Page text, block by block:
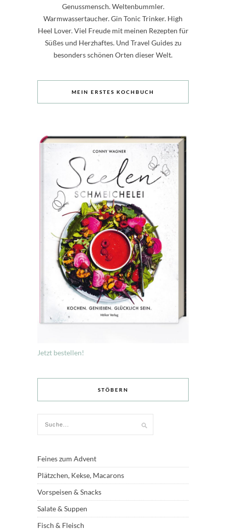
Genussmensch. Weltenbummler.
Warmwassertaucher. Gin Tonic Trinker. High
Heel Lover. Viel Freude mit meinen Rezepten für
Süßes und Herzhaftes. Und Travel Guides zu
besonders schönen Orten dieser Welt.
MEIN ERSTES KOCHBUCH
Jetzt bestellen!
STÖBERN
Feines zum Advent
Plätzchen, Kekse, Macarons
Vorspeisen & Snacks
Salate & Suppen
Fisch & Fleisch